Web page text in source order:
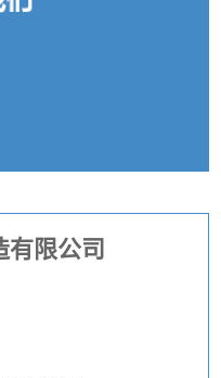
有限公司